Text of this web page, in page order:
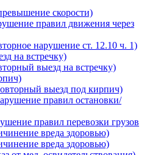
скорости)
правил движения через
нарушение ст. 12.10 ч. 1)
на встречку)
выезд на встречку)
выезд под кирпич)
правил остановки/
правил перевозки грузов
вреда здоровью)
вреда здоровью)